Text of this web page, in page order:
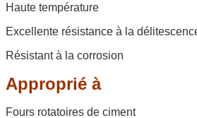
Haute température
Excellente résistance à la
Résistant à la corrosion
Approprié à
Fours rotatoires de ciment